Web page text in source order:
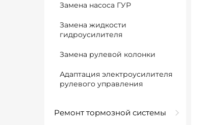
Замена насоса ГУР
Замена жидкости
гидроусилителя
Замена рулевой колонки
Адаптация электроусилителя
рулевого управления
Ремонт тормозной системы